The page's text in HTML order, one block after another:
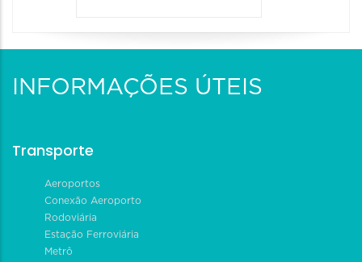
INFORMAÇÕES ÚTEIS
Transporte
Aeroportos
Conexão Aeroporto
Rodoviária
Estação Ferroviária
Metrô